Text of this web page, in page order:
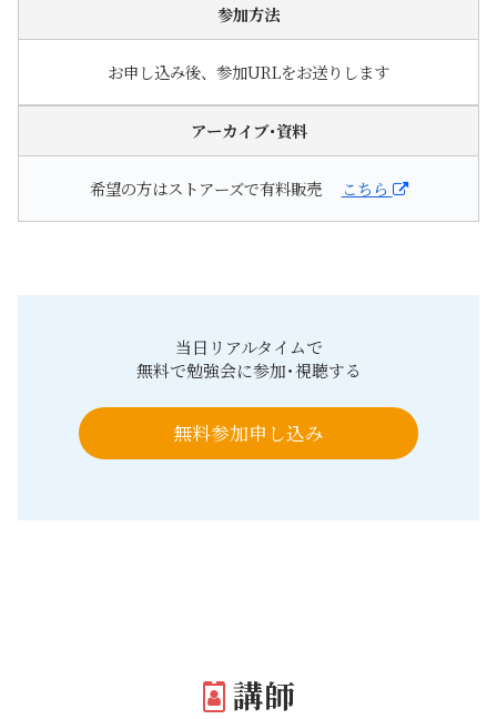
参加方法
お申し込み後、参加URLをお送りします
アーカイブ･資料
希望の方はストアーズで有料販売 こちら
当日リアルタイムで
無料で勉強会に参加･視聴する
無料参加申し込み
講師